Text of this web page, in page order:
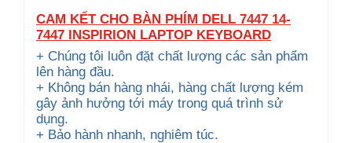
CAM KẾT CHO BÀN PHÍM DELL 7447 14-
7447 INSPIRION LAPTOP KEYBOARD
+ Chúng tôi luôn đặt chất lượng các sản phẩm
lên hàng đầu.
+ Không bán hàng nhái, hàng chất lượng kém
gây ảnh hưởng tới máy trong quá trình sử
dụng.
+ Bảo hành nhanh, nghiêm túc.